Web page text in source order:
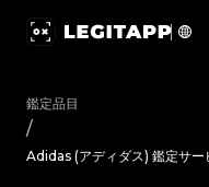
鑑定品目
/
Adidas (アディダス) 鑑定サー